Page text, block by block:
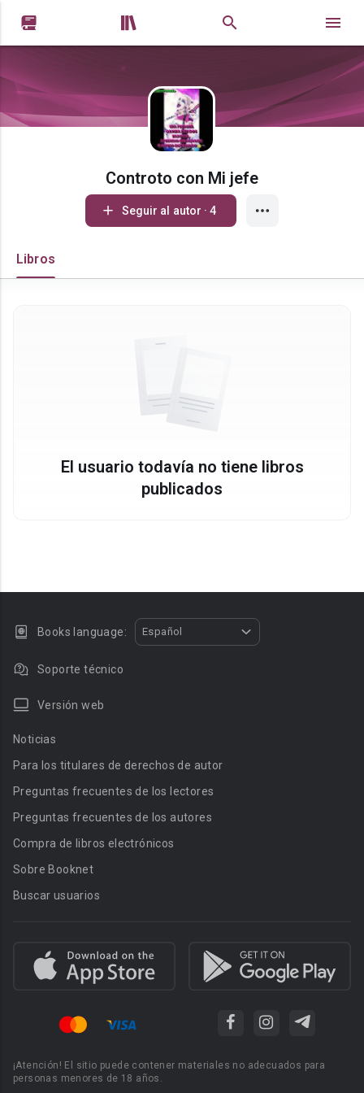
 
Controto con Mi jefe
Seguir al autor · 4
Libros
El usuario todavía no tiene libros
publicados
Books language: Español
Soporte técnico
Versión web
Noticias
Para los titulares de derechos de autor
Preguntas frecuentes de los lectores
Preguntas frecuentes de los autores
Compra de libros electrónicos
Sobre Booknet
Buscar usuarios
¡Atención! El sitio puede contener materiales no adecuados para
personas menores de 18 años.